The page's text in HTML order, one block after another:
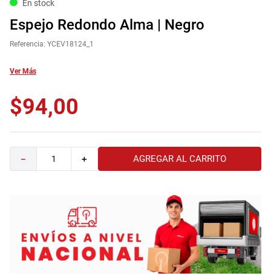
En stock
Espejo Redondo Alma | Negro
Referencia: YCEV18124_1
Ver Más
$94,00
＋
－ AGREGAR AL CARRITO
4.
comedor
5.
zapatera
6.
armario lux
7.
cama
9.
comoda
10. sofa